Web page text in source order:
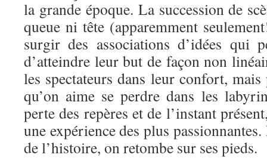
la grande époque. La succession de
queue ni tête (apparemment
surgir des associations d’idées qui
d’atteindre leur but de façon non
les spectateurs dans leur confort,
qu’on aime se perdre dans les
perte des repères et de l’instant
une expérience des plus
de l’histoire, on retombe sur ses pieds.